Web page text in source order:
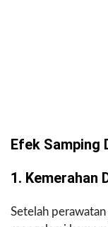
Efek Samping
1. Kemerahan
Setelah